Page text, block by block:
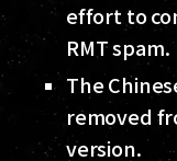
effort to
RMT spam.
The
removed
version.